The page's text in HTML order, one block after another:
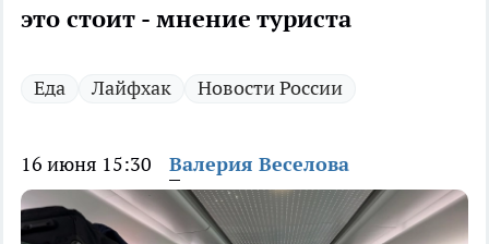
это стоит - мнение туриста
Еда Лайфхак Новости России
16 июня 15:30 Валерия Веселова